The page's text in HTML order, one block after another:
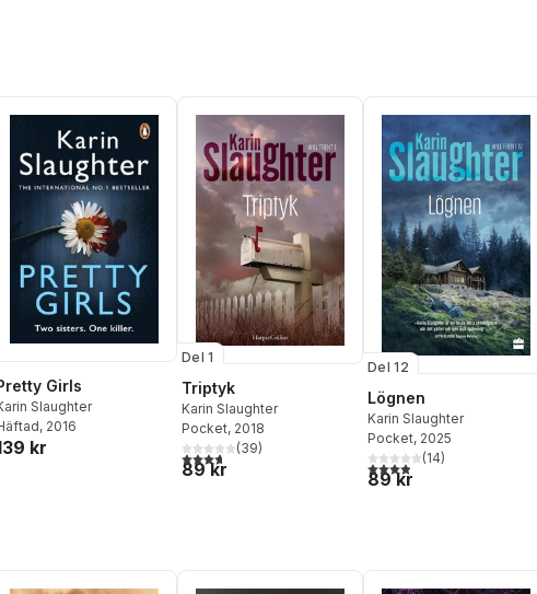
Girls
Slaughter
, 2016
kr
Del 1
Triptyk
Karin Slaughter
Pocket, 2018
3,7utav 5 stjärnor. Totalt antal röster:
(39)
89 kr
Del 12
Lögnen
Karin Slaughter
Pocket, 2025
3,9utav 5 stjärnor. Totalt
(14)
89 kr